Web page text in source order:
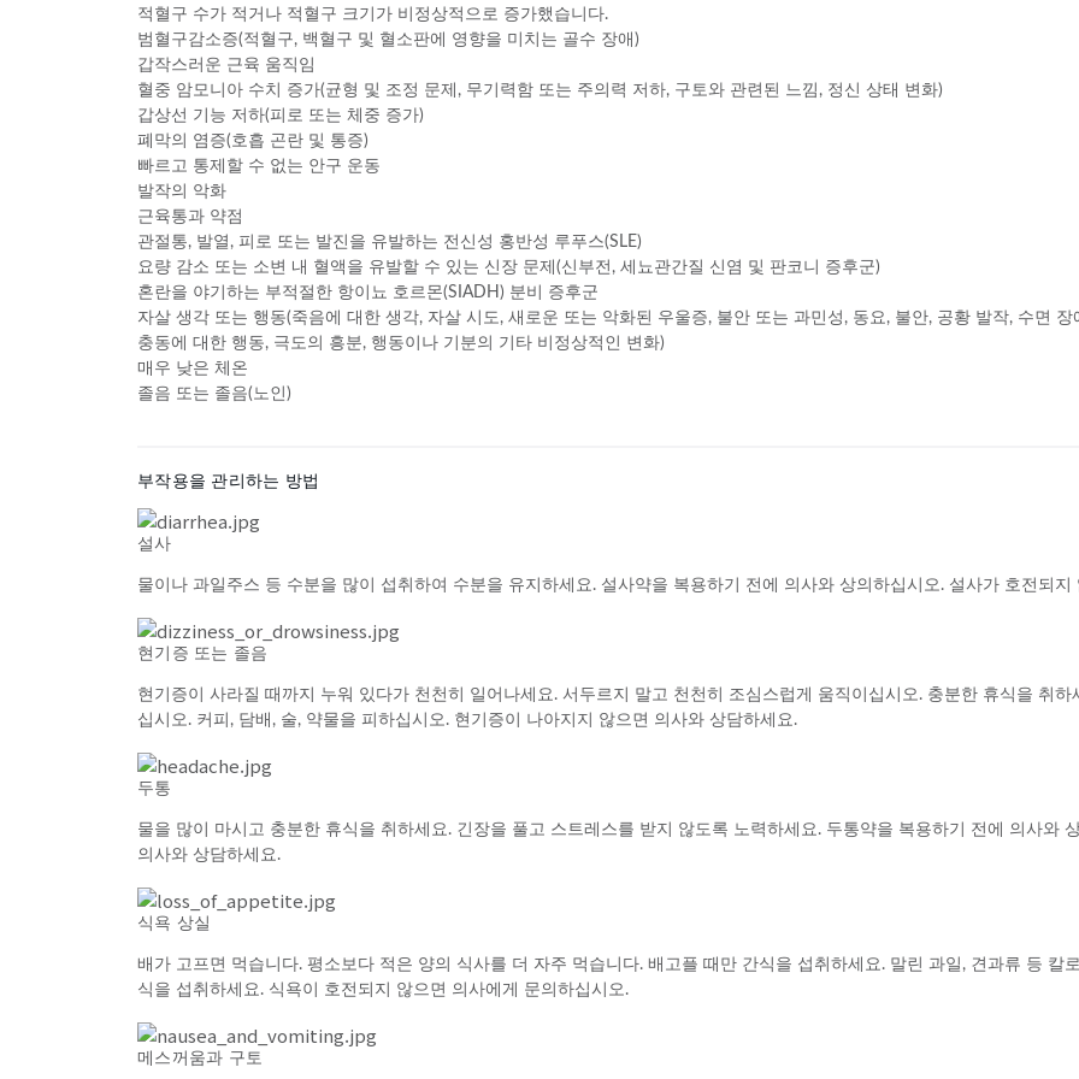
적혈구 수가 적거나 적혈구 크기가 비정상적으로 증가했습니다.
범혈구감소증(적혈구, 백혈구 및 혈소판에 영향을 미치는 골수 장애)
갑작스러운 근육 움직임
혈중 암모니아 수치 증가(균형 및 조정 문제, 무기력함 또는 주의력 저하, 구토와 관련된 느낌, 정신 상태 변화)
갑상선 기능 저하(피로 또는 체중 증가)
폐막의 염증(호흡 곤란 및 통증)
빠르고 통제할 수 없는 안구 운동
발작의 악화
근육통과 약점
관절통, 발열, 피로 또는 발진을 유발하는 전신성 홍반성 루푸스(SLE)
요량 감소 또는 소변 내 혈액을 유발할 수 있는 신장 문제(신부전, 세뇨관간질 신염 및 판코니 증후군)
혼란을 야기하는 부적절한 항이뇨 호르몬(SIADH) 분비 증후군
자살 생각 또는 행동(죽음에 대한 생각, 자살 시도, 새로운 또는 악화된 우울증, 불안 또는 과민성, 동요, 불안, 공황 발작, 수면
충동에 대한 행동, 극도의 흥분, 행동이나 기분의 기타 비정상적인 변화)
매우 낮은 체온
졸음 또는 졸음(노인)
부작용을 관리하는 방법
설사
물이나 과일주스 등 수분을 많이 섭취하여 수분을 유지하세요. 설사약을 복용하기 전에 의사와 상의하십시오. 설사가 호전되
현기증 또는 졸음
현기증이 사라질 때까지 누워 있다가 천천히 일어나세요. 서두르지 말고 천천히 조심스럽게 움직이십시오. 충분한 휴식을 취
십시오. 커피, 담배, 술, 약물을 피하십시오. 현기증이 나아지지 않으면 의사와 상담하세요.
두통
물을 많이 마시고 충분한 휴식을 취하세요. 긴장을 풀고 스트레스를 받지 않도록 노력하세요. 두통약을 복용하기 전에 의사와
의사와 상담하세요.
식욕 상실
배가 고프면 먹습니다. 평소보다 적은 양의 식사를 더 자주 먹습니다. 배고플 때만 간식을 섭취하세요. 말린 과일, 견과류 등 칼
식을 섭취하세요. 식욕이 호전되지 않으면 의사에게 문의하십시오.
메스꺼움과 구토